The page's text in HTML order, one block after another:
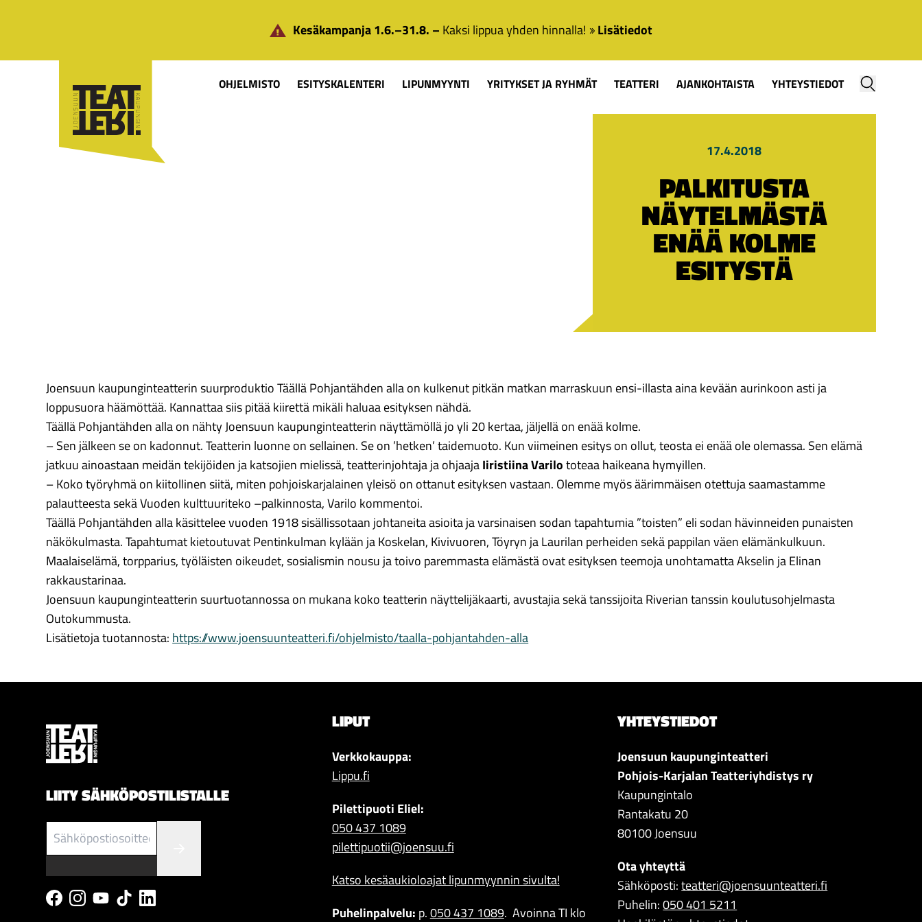
Kesäkampanja 1.6.–31.8. – Kaksi lippua yhden hinnalla! Lisätiedot
OHJELMISTO ESITYSKALENTERI LIPUNMYYNTI YRITYKSET JA RYHMÄT TEATTERI AJANKOHTAISTA YHTEYSTIEDOT
17.4.2018
PALKITUSTA
NÄYTELMÄSTÄ
ENÄÄ KOLME
ESITYSTÄ
Joensuun kaupunginteatterin suurproduktio Täällä Pohjantähden alla on kulkenut pitkän matkan marraskuun ensi-illasta aina kevään aurinkoon asti ja
loppusuora häämöttää. Kannattaa siis pitää kiirettä mikäli haluaa esityksen nähdä.
Täällä Pohjantähden alla on nähty Joensuun kaupunginteatterin näyttämöllä jo yli 20 kertaa, jäljellä on enää kolme.
– Sen jälkeen se on kadonnut. Teatterin luonne on sellainen. Se on ’hetken’ taidemuoto. Kun viimeinen esitys on ollut, teosta ei enää ole olemassa. Sen elämä
jatkuu ainoastaan meidän tekijöiden ja katsojien mielissä, teatterinjohtaja ja ohjaajaIiristiina Varilototeaa haikeana hymyillen.
– Koko työryhmä on kiitollinen siitä, miten pohjoiskarjalainen yleisö on ottanut esityksen vastaan. Olemme myös äärimmäisen otettuja saamastamme
palautteesta sekä Vuoden kulttuuriteko –palkinnosta, Varilo kommentoi.
Täällä Pohjantähden alla käsittelee vuoden 1918 sisällissotaan johtaneita asioita ja varsinaisen sodan tapahtumia ”toisten” eli sodan hävinneiden punaisten
näkökulmasta. Tapahtumat kietoutuvat Pentinkulman kylään ja Koskelan, Kivivuoren, Töyryn ja Laurilan perheiden sekä pappilan väen elämänkulkuun.
Maalaiselämä, torpparius, työläisten oikeudet, sosialismin nousu ja toivo paremmasta elämästä ovat esityksen teemoja unohtamatta Akselin ja Elinan
rakkaustarinaa.
Joensuun kaupunginteatterin suurtuotannossa on mukana koko teatterin näyttelijäkaarti, avustajia sekä tanssijoita Riverian tanssin koulutusohjelmasta
Outokummusta.
Lisätietoja tuotannosta: https://www.joensuunteatteri.fi/ohjelmisto/taalla-pohjantahden-alla
LIITY SÄHKÖPOSTILISTALLE
LIPUT
Verkkokauppa:
Lippu.fi
Pilettipuoti Eliel:
050 437 1089
pilettipuotii@joensuu.fi
Katso kesäaukioloajat lipunmyynnin sivulta!
Puhelinpalvelu: p.050 437 1089. Avoinna TI klo
YHTEYSTIEDOT
Joensuun kaupunginteatteri
Pohjois-Karjalan Teatteriyhdistys ry
Kaupungintalo
Rantakatu 20
80100 Joensuu
Ota yhteyttä
Sähköposti:teatteri@joensuunteatteri.fi
Puhelin:050 401 5211